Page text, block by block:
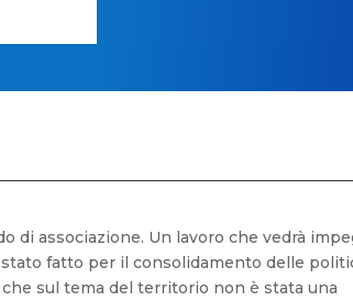
di associazione. Un lavoro che vedrà
fatto per il consolidamento delle
sul tema del territorio non è stata una